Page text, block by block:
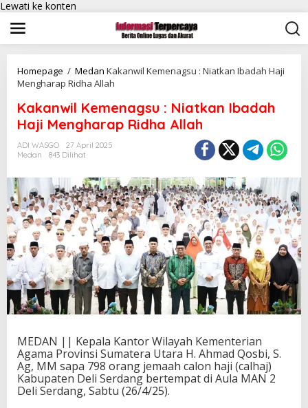
Lewati ke konten
Homepage / Medan Kakanwil Kemenagsu : Niatkan Ibadah Haji
Mengharap Ridha Allah
Kakanwil Kemenagsu : Niatkan Ibadah
Haji Mengharap Ridha Allah
ADI WASGO
27 April 2025
Medan
843 Dilihat
MEDAN || Kepala Kantor Wilayah Kementerian
Agama Provinsi Sumatera Utara H. Ahmad Qosbi, S.
Ag, MM sapa 798 orang jemaah calon haji (calhaj)
Kabupaten Deli Serdang bertempat di Aula MAN 2
Deli Serdang, Sabtu (26/4/25).